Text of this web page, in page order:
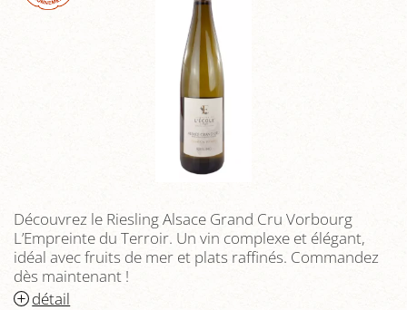
Découvrez le Riesling Alsace Grand Cru Vorbourg
L’Empreinte du Terroir. Un vin complexe et élégant,
idéal avec fruits de mer et plats raffinés. Commandez
dès maintenant !
détail